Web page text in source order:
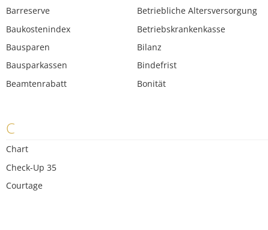
Barreserve
Baukostenindex
Bausparen
Bausparkassen
Beamtenrabatt
Betriebliche Altersversorgung
Betriebskrankenkasse
Bilanz
Bindefrist
Bonität
C
Chart
Check-Up 35
Courtage